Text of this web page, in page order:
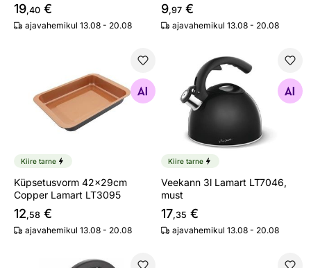
19,40 €
ajavahemikul 13.08 - 20.08
9,97 €
ajavahemikul 13.08 - 20.08
Küpsetusvorm 42x29cm Copper Lamart LT3095
Otsi sarnaseid
Kiire tarne
Küpsetusvorm 42x29cm
Copper Lamart LT3095
12,58 €
ajavahemikul 13.08 - 20.08
Veekann 3l Lamart LT7046,
Otsi sarnaseid
Kiire tarne
Veekann 3l Lamart LT7046,
must
17,35 €
ajavahemikul 13.08 - 20.08